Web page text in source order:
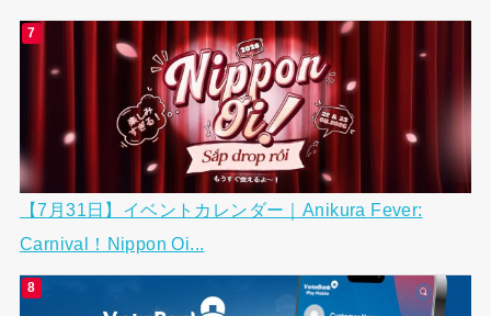
【7月31日】イベントカレンダー｜Anikura Fever:
Carnival！Nippon Oi...